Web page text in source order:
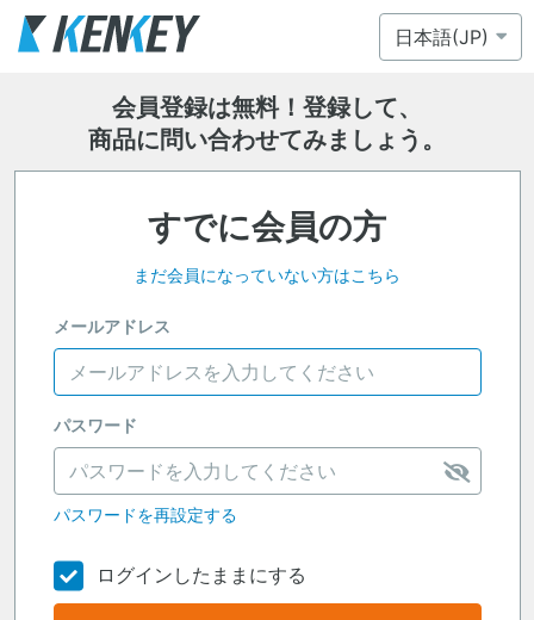
会員登録は無料！登録して、
商品に問い合わせてみましょう。
すでに会員の方
まだ会員になっていない方はこちら
メールアドレス
パスワード
パスワードを再設定する
ログインしたままにする